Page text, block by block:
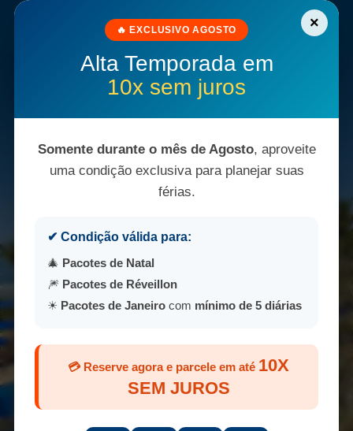
×
🔥 EXCLUSIVO AGOSTO
Alta Temporada em
10x sem juros
Somente durante o mês de Agosto, aproveite
uma condição exclusiva para planejar suas
férias.
✔ Condição válida para:
🎄 Pacotes de Natal
🎆 Pacotes de Réveillon
☀ Pacotes de Janeirocom mínimo de 5 diárias
💳 Reserve agora e parcele em até 10X
SEM JUROS
☰